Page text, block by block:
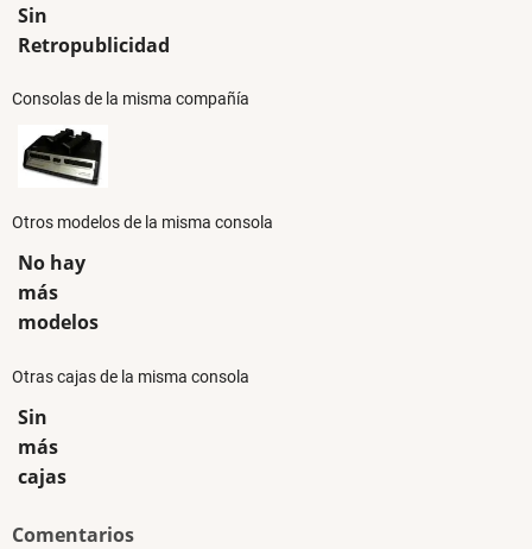
Sin
Retropublicidad
Consolas de la misma compañía
Otros modelos de la misma consola
No hay
más
modelos
Otras cajas de la misma consola
Sin
más
cajas
Comentarios